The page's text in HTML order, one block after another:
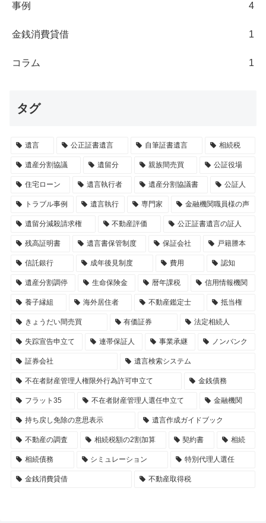
事例 4
金銭消費貸借 1
コラム 1
タグ
遺言 公正証書遺言 自筆証書遺言 相続税
遺産分割協議 遺留分 親族間売買 公証役場
住宅ローン 遺言執行者 遺産分割協議書 公証人
トラブル事例 遺言執行 専門家 金融機関職員様の声
遺留分減殺請求権 不動産評価 公正証書遺言の証人
残高証明書 遺言書保管制度 保証会社 戸籍謄本
信託銀行 成年後見制度 費用 認知
遺産分割調停 生命保険金 暦年課税 信用情報機関
養子縁組 海外居住者 不動産鑑定士 抵当権
きょうだい間売買 有価証券 法定相続人
失踪宣告申立て 連帯保証人 事業承継 ノンバンク
証券会社 遺言検索システム
不在者財産管理人権限外行為許可申立て 金銭債務
フラット35 不在者財産管理人選任申立て 金融機関
持ち戻し免除の意思表示 遺言作成ガイドブック
不動産の調査 相続税額の2割加算 契約書 相続
相続債務 シミュレーション 特別代理人選任
金銭消費貸借 不動産取得税